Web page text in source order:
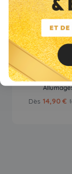
Allum Express -
Dès 14,90 €